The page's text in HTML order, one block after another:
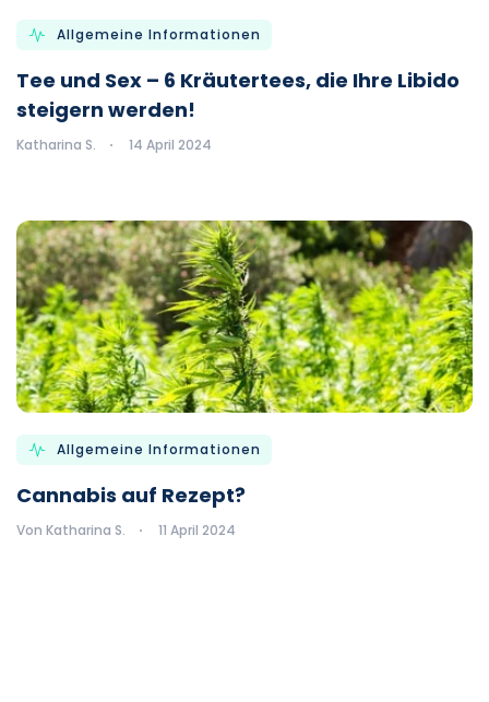
Allgemeine Informationen
Tee und Sex – 6 Kräutertees, die Ihre Libido
steigern werden!
Katharina S. 14 April 2024
Allgemeine Informationen
Cannabis auf Rezept?
Von Katharina S. 11 April 2024